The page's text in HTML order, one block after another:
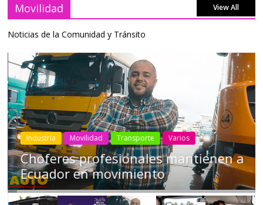
Movilidad View All
Noticias de la Comunidad y Tránsito
Industria Movilidad Transporte Varios
Choferes profesionales mantienen a
Ecuador en movimiento